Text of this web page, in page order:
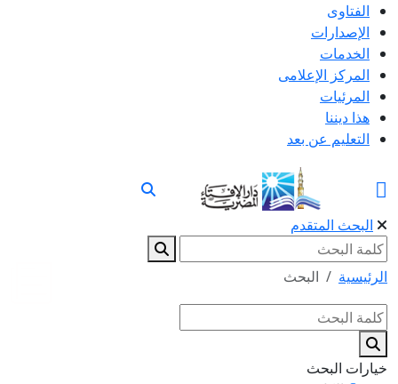
الفتاوى
الإصدارات
الخدمات
المركز الإعلامى
المرئيات
هذا ديننا
التعليم عن بعد
البحث المتقدم
الرئيسية البحث
خيارات البحث